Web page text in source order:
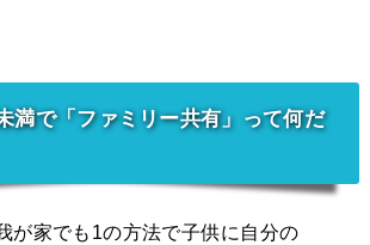
満で「ファミリー共有」って何だ
が家でも1の方法で子供に自分の